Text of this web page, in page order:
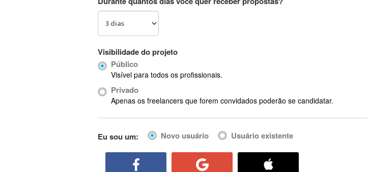
Ab Initio
ABIS
AbleCommerce
Ableton Live
Abstract Window Toolkit (AWT)
Visibilidade do projeto
Público
Visível para todos os profissionais.
Privado
Apenas os freelancers que forem convidados poderão se candidatar.
Eu sou um: Novo usuário Usuário existente